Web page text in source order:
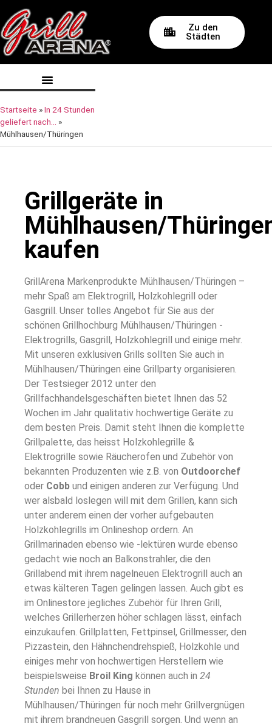
Zu den
Städten
Startseite »In 24 Stunden
geliefert nach…
»
Mühlhausen/Thüringen
Grillgeräte in
Mühlhausen/
kaufen
GrillArena Markenprodukte Mühlhausen/Thüringen –
mehr Spaß am Elektrogrill, Holzkohlegrill oder
Gasgrill. Unser tolles Angebot für Sie aus der
schönen Grillhochburg Mühlhausen/Thüringen -
Elektrogrills, Gasgrill, Holzkohlegrill und einige mehr.
Mit unseren exklusiven Grills sollten Sie auch in
Mühlhausen/Thüringen eine Grillparty organisieren.
Der Testsieger 2012 unter den
Grillfachhandelsgeschäften bietet Ihnen das 52
Wochen im Jahr qualitativ hochwertige Geräte zu
dem besten Preis. Damit steht Ihnen die komplette
Grillpalette, das heisst Holzkohlegrille &
Elektrogrille sowie Räucherofen und Zubehör von
bekannten Produzenten wie z.B. von Outdoorchef
oder Cobb und einigen anderen zur Verfügung. Und
wer alsbald loslegen will mit dem Grillen, kann sich
unter anderem einen der vorher aufgebauten
Holzkohlegrills im Onlineshop ordern. An
Grillmarinaden ebenso wie -lektüren wurde ebenso
gedacht wie noch an Balkonstrahler, die den
Grillabend mit ihrem nagelneuen Elektrogrill auch an
etwas kälteren Tagen gelingen lassen. Auch gibt es
im Onlinestore jegliches Zubehör für Ihren Grill,
welches Grillerherzen höher schlagen lässt, einfach
einzukaufen. Grillplatten, Fettpinsel, Grillmesser, den
Pizzastein, den Hähnchendrehspieß, Holzkohle und
einiges mehr von hochwertigen Herstellern wie
beispielsweise Broil King können auch in 24
Stunden bei Ihnen zu Hause in
Mühlhausen/Thüringen für noch mehr Grillvergnügen
mit ihrem brandneuen Gasgrill sorgen. Und wenn an